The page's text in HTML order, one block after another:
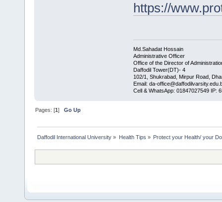
https://
Md.Sahadat Hossain
Administrative Officer
Office of the Director of
Daffodil Tower(DT)- 4
102/1, Shukrabad, Mirpur Road,
Email: da-
Cell & WhatsApp: 01847027549 IP:
Pages: [1]Go Up
Daffodil International University » Health Tips » Protect your Health/ your